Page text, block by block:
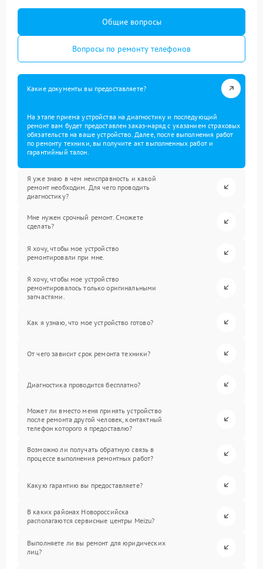
Общие вопросы
Вопросы по ремонту телефонов
Какие документы вы предоставляете?
На этапе приема устройства на диагностику и последующий
ремонт вам будет предоставлен заказ-наряд с указанием страховых
обязательств на ваше устройство. Далее, после выполнения работ
по ремонту техники, вы получите акт выполненных работ и
гарантийный талон.
Я уже знаю в чем неисправность и какой
ремонт необходим. Для чего проводить
диагностику?
Мне нужен срочный ремонт. Сможете
сделать?
Я хочу, чтобы мое устройство
ремонтировали при мне.
Я хочу, чтобы мое устройство
ремонтировалось только оригинальными
запчастями.
Как я узнаю, что мое устройство готово?
От чего зависит срок ремонта техники?
Диагностика проводится бесплатно?
Может ли вместо меня принять устройство
после ремонта другой человек, контактный
телефон которого я предоставлю?
Возможно ли получать обратную связь в
процессе выполнения ремонтных работ?
Какую гарантию вы предоставляете?
В каких районах Новороссийска
располагаются сервисные центры Meizu?
Выполняете ли вы ремонт для юридических
лиц?